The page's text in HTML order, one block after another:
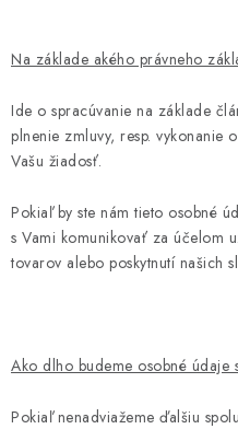
Na základe akého právneho
Ide o spracúvanie na základe
plnenie zmluvy, resp. vykonanie
Vašu žiadosť.
Pokiaľ by ste nám tieto osobné
s Vami komunikovať za účelom
tovarov alebo poskytnutí našich
Ako dlho budeme osobné údaje
Pokiaľ nenadviažeme ďalšiu